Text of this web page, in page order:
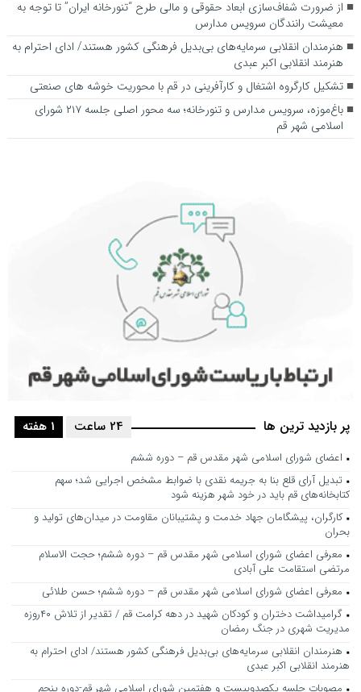
از ضرورت شفاف‌سازی ابعاد حقوقی و مالی طرح “تنورخانه ایران” تا توجه به
معیشت رانندگان سرویس مدارس
هنرمندان انقلابی سرمایه‌های بی‌بدیل فرهنگی کشور هستند/ ادای احترام به
هنرمند انقلابی اکبر عبدی
تشکیل کارگروه اشتغال و کارآفرینی در قم با محوریت خوشه های صنعتی
باغ‌موزه، سرویس مدارس و تنورخانه؛ سه محور اصلی جلسه ۲۱۷ شورای
اسلامی شهر قم
پر بازدید ترین ها 1 هفته 24 ساعت
اعضای شورای اسلامی شهر مقدس قم – دوره ششم
تبدیل آرای قلع بنا به جریمه نقدی با ضوابط مشخص اجرایی شد؛ سهم
کتابخانه‌های قم باید در خود شهر هزینه شود
کارگران، پیشگامان جهاد خدمت و پشتیبانان مقاومت در میدان‌های تولید و
بحران
معرفی اعضای شورای اسلامی شهر مقدس قم – دوره ششم؛ حجت الاسلام
مرتضی استقامت علی آبادی
معرفی اعضای شورای اسلامی شهر مقدس قم – دوره ششم؛ حسن طلائی
گرامیداشت دختران و کودکان شهید در دهه کرامت قم / تقدیر از تلاش ۴۰روزه
مدیریت شهری در جنگ رمضان
هنرمندان انقلابی سرمایه‌های بی‌بدیل فرهنگی کشور هستند/ ادای احترام به
هنرمند انقلابی اکبر عبدی